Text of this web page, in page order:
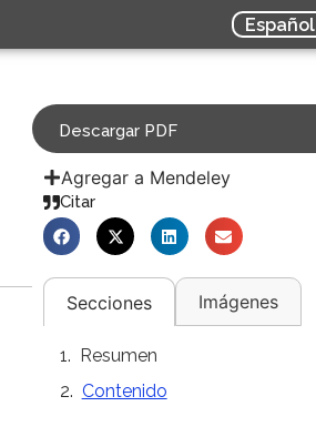
Español
Descargar PDF
Agregar a Mendeley
Citar
Secciones Imágenes
Resumen
Contenido